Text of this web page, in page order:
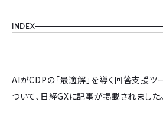
INDEX
AIがCDPの「最適解」を導く回答支援ツ
ついて、日経GXに記事が掲載されました。